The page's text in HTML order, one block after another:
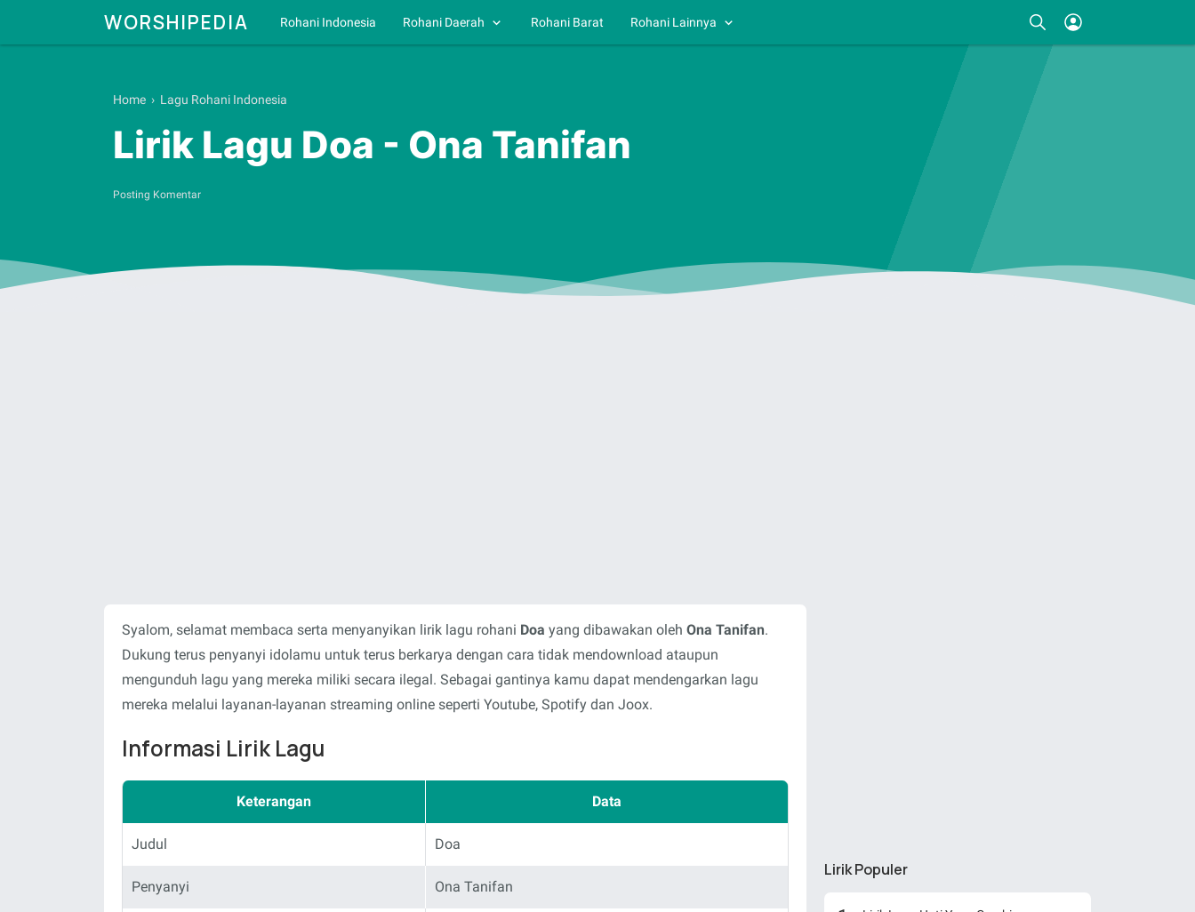
WORSHIPEDIA Rohani Indonesia Rohani Daerah Rohani Barat Rohani Lainnya
Home › Lagu Rohani Indonesia
Lirik Lagu Doa - Ona Tanifan
Posting Komentar
Syalom, selamat membaca serta menyanyikan lirik lagu rohani Doa yang dibawakan oleh Ona Tanifan.
Dukung terus penyanyi idolamu untuk terus berkarya dengan cara tidak mendownload ataupun
mengunduh lagu yang mereka miliki secara ilegal. Sebagai gantinya kamu dapat mendengarkan lagu
mereka melalui layanan-layanan streaming online seperti Youtube, Spotify dan Joox.
Informasi Lirik Lagu
Keterangan Data
Judul Doa
Penyanyi Ona Tanifan
Lirik Populer